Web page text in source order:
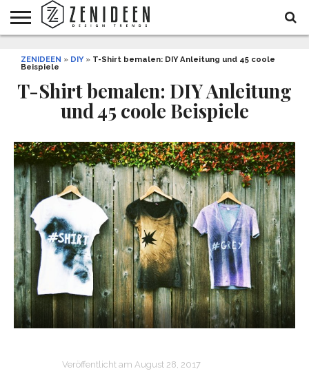
INNENDESIGN
ARCHITEKTUR
GARTEN
UND
LIFESTYLE
DEKO
&
DIY
STYLE
REZEPTE
GESUNDHEIT
WEIHNACHTEN
ZENIDEEN » DIY» T-Shirt bemalen: DIY Anleitung und 45 coole
Beispiele
T-Shirt bemalen: DIY Anleitung
und 45 coole Beispiele
Veröffentlicht am August 28, 2017